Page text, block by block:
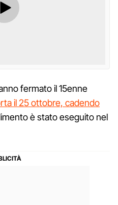
fermato il 15enne
il 25 ottobre, cadendo
è stato eseguito nel